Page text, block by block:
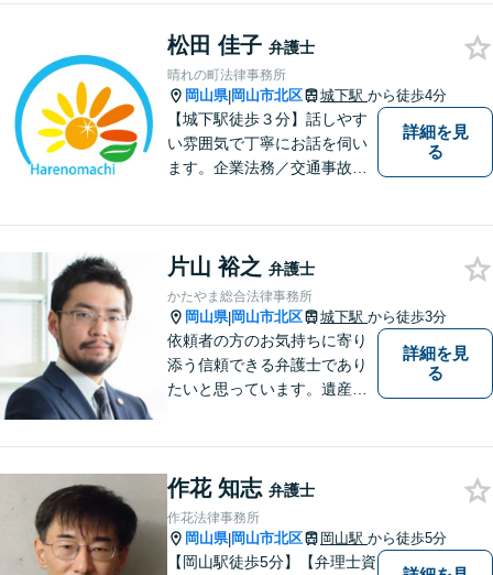
んなささいなことでも構いま
せん。お気軽にご相談くださ
い。【土曜日も受付可能】
【専用駐車場あり】
松田 佳子 弁護士
晴れの町法律事務所
岡山県|岡山市北区 城下駅 から徒歩4分
【城下駅徒歩３分】話しやす
い雰囲気で丁寧にお話を伺い
ます。企業法務／交通事故／
詳細を見
る
片山 裕之 弁護士
かたやま総合法律事務所
岡山県|岡山市北区 城下駅 から徒歩3分
依頼者の方のお気持ちに寄り
添う信頼できる弁護士であり
たいと思っています。遺産分
にご相談ください。
詳細を見
る
作花 知志 弁護士
作花法律事務所
岡山県|岡山市北区 岡山駅 から徒歩5分
【岡山駅徒歩5分】【弁理士資